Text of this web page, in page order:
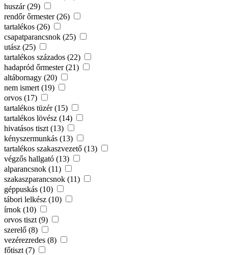
huszár (29)
rendőr őrmester (26)
tartalékos (26)
csapatparancsnok (25)
utász (25)
tartalékos százados (22)
hadapród őrmester (21)
altábornagy (20)
nem ismert (19)
orvos (17)
tartalékos tüzér (15)
tartalékos lövész (14)
hivatásos tiszt (13)
kényszermunkás (13)
tartalékos szakaszvezető (13)
végzős hallgató (13)
alparancsnok (11)
szakaszparancsnok (11)
géppuskás (10)
tábori lelkész (10)
írnok (10)
orvos tiszt (9)
szerelő (8)
vezérezredes (8)
főtiszt (7)